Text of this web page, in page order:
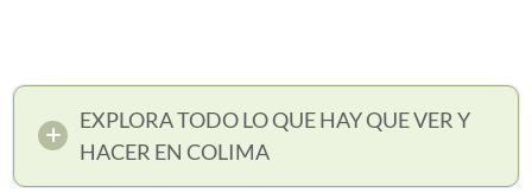
EXPLORA TODO LO QUE HAY QUE VER Y
HACER EN COLIMA